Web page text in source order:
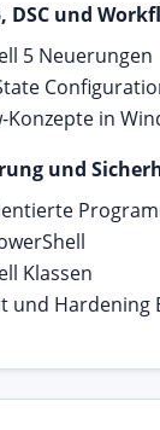
DSC und
5 Neuerungen
Konzepte in
und
Klassen
und Hardening